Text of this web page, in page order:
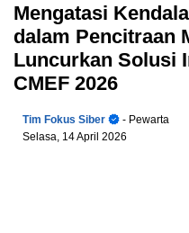
Mengatasi
dalam Pencitraan
Luncurkan Solusi
CMEF 2026
Tim Fokus Siber
- Pewarta
Selasa, 14 April 2026